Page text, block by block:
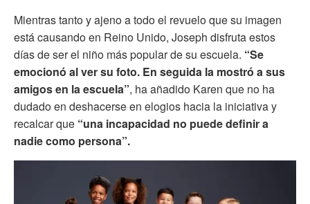
Mientras tanto y ajeno a todo el revuelo que su imagen
está causando en Reino Unido, Joseph disfruta estos
días de ser el niño más popular de su escuela. “Se
emocionó al ver su foto. En seguida la mostró a sus
amigos en la escuela”, ha añadido Karen que no ha
dudado en deshacerse en elogios hacia la iniciativa y
recalcar que “una incapacidad no puede definir a
nadie como persona”.